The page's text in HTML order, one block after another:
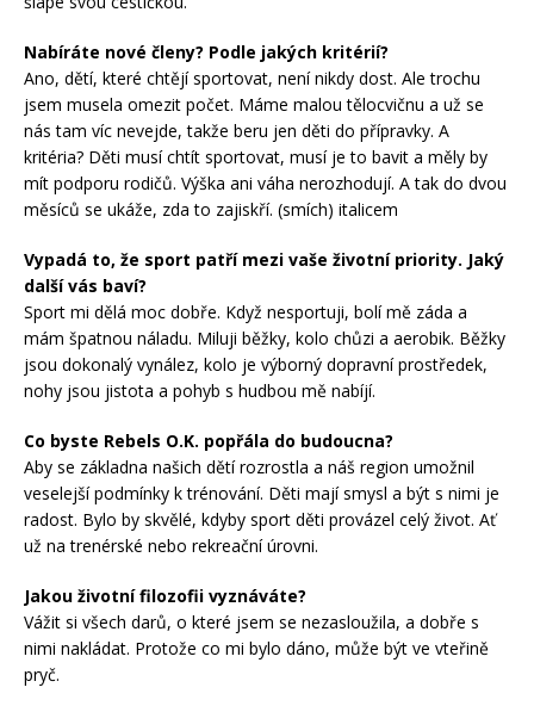
Nabíráte nové členy? Podle jakých kritérií?
Ano, dětí, které chtějí sportovat, není nikdy dost. Ale trochu
jsem musela omezit počet. Máme malou tělocvičnu a už se
nás tam víc nevejde, takže beru jen děti do přípravky. A
kritéria? Děti musí chtít sportovat, musí je to bavit a měly by
mít podporu rodičů. Výška ani váha nerozhodují. A tak do dvou
měsíců se ukáže, zda to zajiskří. (smích) italicem
Vypadá to, že sport patří mezi vaše životní priority. Jaký
další vás baví?
Sport mi dělá moc dobře. Když nesportuji, bolí mě záda a
mám špatnou náladu. Miluji běžky, kolo chůzi a aerobik. Běžky
jsou dokonalý vynález, kolo je výborný dopravní prostředek,
nohy jsou jistota a pohyb s hudbou mě nabíjí.
Co byste Rebels O.K. popřála do budoucna?
Aby se základna našich dětí rozrostla a náš region umožnil
veselejší podmínky k trénování. Děti mají smysl a být s nimi je
radost. Bylo by skvělé, kdyby sport děti provázel celý život. Ať
už na trenérské nebo rekreační úrovni.
Jakou životní filozofii vyznáváte?
Vážit si všech darů, o které jsem se nezasloužila, a dobře s
nimi nakládat. Protože co mi bylo dáno, může být ve vteřině
pryč.